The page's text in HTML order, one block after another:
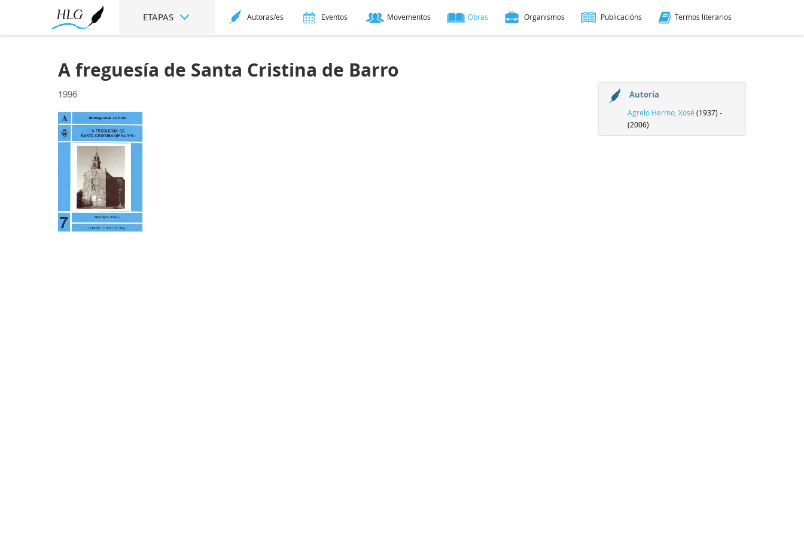
ETAPAS Autoras/es Eventos Movementos Obras Organismos Publicacións Termos literarios
A freguesía de Santa Cristina de Barro
1996 Autoría
Agrelo Hermo, Xosé (1937) -
(2006)